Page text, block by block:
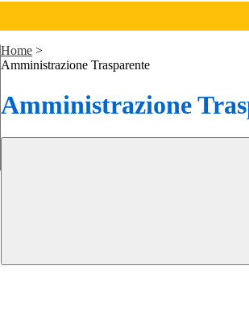
Home >
Amministrazione Trasparente
Amministrazione